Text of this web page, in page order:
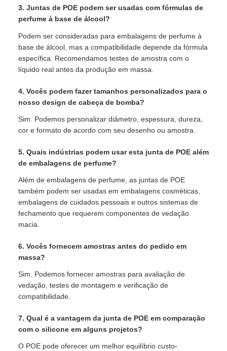
3. Juntas de POE podem ser usadas com fórmulas de
perfume à base de álcool?
Podem ser consideradas para embalagens de perfume à
base de álcool, mas a compatibilidade depende da fórmula
específica. Recomendamos testes de amostra com o
líquido real antes da produção em massa.
4. Vocês podem fazer tamanhos personalizados para o
nosso design de cabeça de bomba?
Sim. Podemos personalizar diâmetro, espessura, dureza,
cor e formato de acordo com seu desenho ou amostra.
5. Quais indústrias podem usar esta junta de POE além
de embalagens de perfume?
Além de embalagens de perfume, as juntas de POE
também podem ser usadas em embalagens cosméticas,
embalagens de cuidados pessoais e outros sistemas de
fechamento que requerem componentes de vedação
macia.
6. Vocês fornecem amostras antes do pedido em
massa?
Sim. Podemos fornecer amostras para avaliação de
vedação, testes de montagem e verificação de
compatibilidade.
7. Qual é a vantagem da junta de POE em comparação
com o silicone em alguns projetos?
O POE pode oferecer um melhor equilíbrio custo-